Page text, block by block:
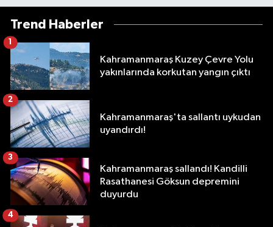
Trend Haberler
Kahramanmaraş Kuzey Çevre Yolu
yakınlarında korkutan yangın çıktı
1
Kahramanmaraş'ta sallantı uykudan
uyandırdı!
2
Kahramanmaraş sallandı! Kandilli
Rasathanesi Göksun depremini
duyurdu
3
4